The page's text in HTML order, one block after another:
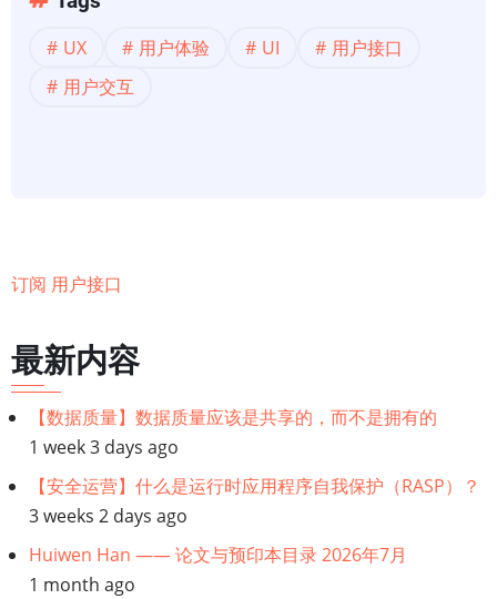
验
UX 用户体验 UI
用户接口
用户交互
订阅 用户接口
最新内容
【数据质量】数据质量应该是共享的，而不是拥有的
1 week 3 days ago
【安全运营】什么是运行时应用程序自我保护（RASP）？
3 weeks 2 days ago
Huiwen Han —— 论文与预印本目录 2026年7月
1 month ago